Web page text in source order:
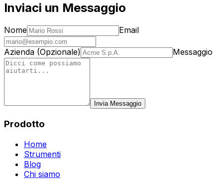
Inviaci un Messaggio
Nome Email
Azienda (Opzionale) Messaggio
Invia Messaggio
Prodotto
Home
Strumenti
Blog
Chi siamo